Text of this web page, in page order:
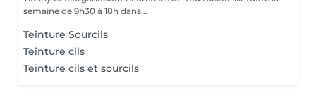
semaine de 9h30 à 18h dans...
Teinture Sourcils
Teinture cils
Teinture cils et sourcils